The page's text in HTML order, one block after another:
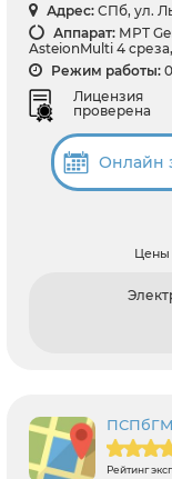
Адрес: СПб, ул.
Аппарат: МРТ
AsteionMulti 4
Режим работы:
Лицензия
проверена
Онлайн
Цены
Рейтинг